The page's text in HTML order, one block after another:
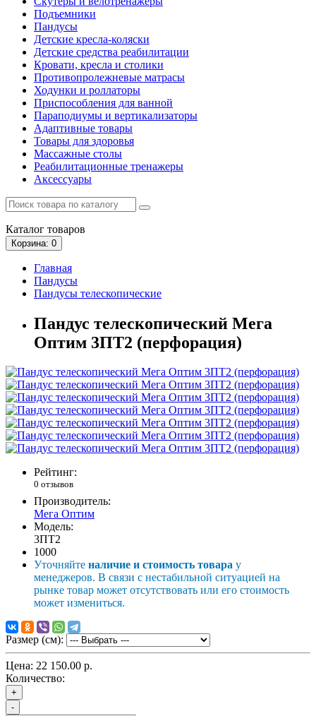
Подъемники
Пандусы
Детские кресла-коляски
Детские средства реабилитации
Кровати, кресла и столики
Противопролежневые матрасы
Ходунки и роллаторы
Приспособления для ванной
Параподиумы и вертикализаторы
Адаптивные товары
Товары для здоровья
Массажные столы
Реабилитационные тренажеры
Аксессуары
Каталог товаров
Корзина: 0
Главная
Пандусы
Пандусы телескопические
Пандус телескопический Мега
Оптим 3ПТ2 (перфорация)
Рейтинг:
0 отзывов
Производитель:
Мега Оптим
Модель:
3ПТ2
1000
Уточняйте наличие и стоимость товара у
менеджеров. В связи с нестабильной ситуацией на
рынке товар может отсутствовать или его стоимость
может измениться.
Размер (см):
Цена: 22 150.00 р.
Количество:
+
-